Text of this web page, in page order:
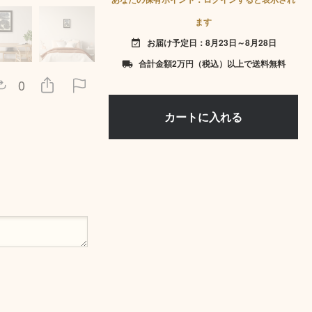
0
ます
event_available お届け予定日：8月23日～8月28日
local_shipping 合計金額2万円（税込）以上で送料無料